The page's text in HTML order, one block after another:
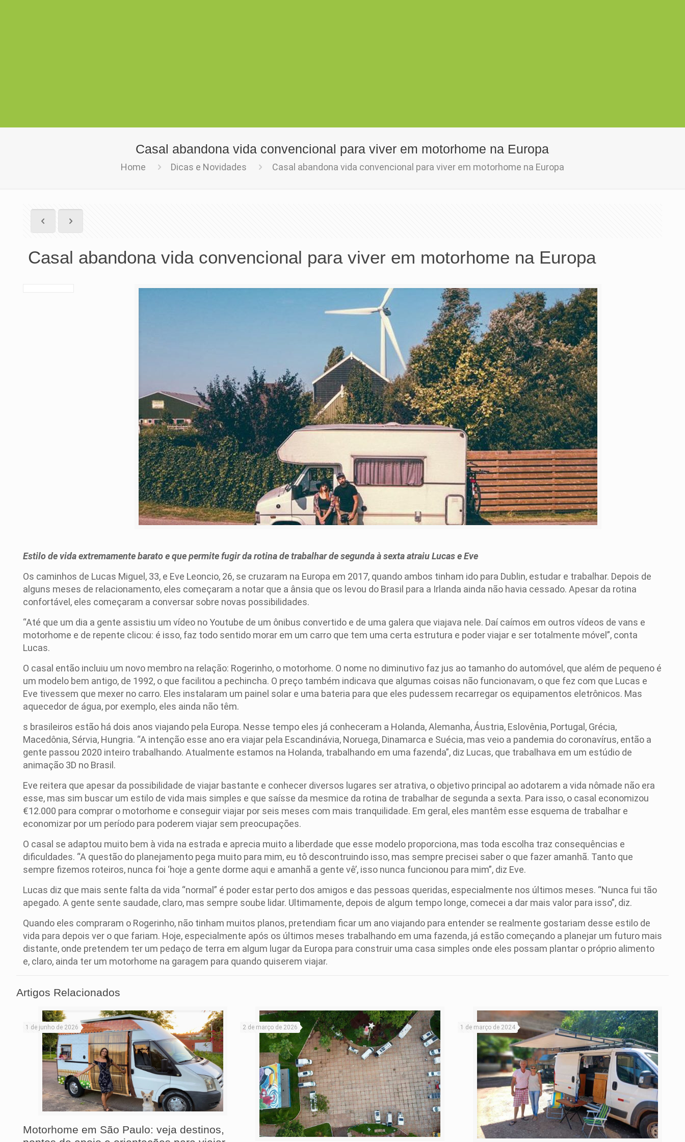
Casal abandona vida convencional para viver em motorhome na Europa
Home Dicas e Novidades Casal abandona vida convencional para viver em motorhome na Europa
Casal abandona vida convencional para viver em motorhome na Europa
Estilo de vida extremamente barato e que permite fugir da rotina de trabalhar de segunda à sexta atraiu Lucas e Eve
Os caminhos de Lucas Miguel, 33, e Eve Leoncio, 26, se cruzaram na Europa em 2017, quando ambos tinham ido para Dublin, estudar e trabalhar. Depois de
alguns meses de relacionamento, eles começaram a notar que a ânsia que os levou do Brasil para a Irlanda ainda não havia cessado. Apesar da rotina
confortável, eles começaram a conversar sobre novas possibilidades.
“Até que um dia a gente assistiu um vídeo no Youtube de um ônibus convertido e de uma galera que viajava nele. Daí caímos em outros vídeos de vans e
motorhome e de repente clicou: é isso, faz todo sentido morar em um carro que tem uma certa estrutura e poder viajar e ser totalmente móvel”, conta
Lucas.
O casal então incluiu um novo membro na relação: Rogerinho, o motorhome. O nome no diminutivo faz jus ao tamanho do automóvel, que além de pequeno é
um modelo bem antigo, de 1992, o que facilitou a pechincha. O preço também indicava que algumas coisas não funcionavam, o que fez com que Lucas e
Eve tivessem que mexer no carro. Eles instalaram um painel solar e uma bateria para que eles pudessem recarregar os equipamentos eletrônicos. Mas
aquecedor de água, por exemplo, eles ainda não têm.
s brasileiros estão há dois anos viajando pela Europa. Nesse tempo eles já conheceram a Holanda, Alemanha, Áustria, Eslovênia, Portugal, Grécia,
Macedônia, Sérvia, Hungria. “A intenção esse ano era viajar pela Escandinávia, Noruega, Dinamarca e Suécia, mas veio a pandemia do coronavírus, então a
gente passou 2020 inteiro trabalhando. Atualmente estamos na Holanda, trabalhando em uma fazenda”, diz Lucas, que trabalhava em um estúdio de
animação 3D no Brasil.
Eve reitera que apesar da possibilidade de viajar bastante e conhecer diversos lugares ser atrativa, o objetivo principal ao adotarem a vida nômade não era
esse, mas sim buscar um estilo de vida mais simples e que saísse da mesmice da rotina de trabalhar de segunda a sexta. Para isso, o casal economizou
€12.000 para comprar o motorhome e conseguir viajar por seis meses com mais tranquilidade. Em geral, eles mantêm esse esquema de trabalhar e
economizar por um período para poderem viajar sem preocupações.
O casal se adaptou muito bem à vida na estrada e aprecia muito a liberdade que esse modelo proporciona, mas toda escolha traz consequências e
dificuldades. “A questão do planejamento pega muito para mim, eu tô descontruindo isso, mas sempre precisei saber o que fazer amanhã. Tanto que
sempre fizemos roteiros, nunca foi ‘hoje a gente dorme aqui e amanhã a gente vê’, isso nunca funcionou para mim”, diz Eve.
Lucas diz que mais sente falta da vida “normal” é poder estar perto dos amigos e das pessoas queridas, especialmente nos últimos meses. “Nunca fui tão
apegado. A gente sente saudade, claro, mas sempre soube lidar. Ultimamente, depois de algum tempo longe, comecei a dar mais valor para isso”, diz.
Quando eles compraram o Rogerinho, não tinham muitos planos, pretendiam ficar um ano viajando para entender se realmente gostariam desse estilo de
vida para depois ver o que fariam. Hoje, especialmente após os últimos meses trabalhando em uma fazenda, já estão começando a planejar um futuro mais
distante, onde pretendem ter um pedaço de terra em algum lugar da Europa para construir uma casa simples onde eles possam plantar o próprio alimento
e, claro, ainda ter um motorhome na garagem para quando quiserem viajar.
Artigos Relacionados
1 de junho de 2026
Motorhome em São Paulo: veja destinos,
2 de março de 2026 1 de março de 2024